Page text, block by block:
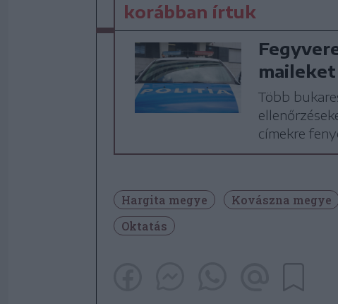
korábban írtuk
Több
címekre
Hargita megye Kovászna megye
Oktatás